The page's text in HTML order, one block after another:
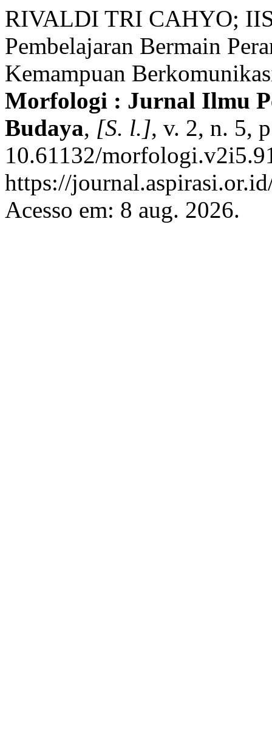
RIVALDI TRI CAHYO;
Pembelajaran Bermain
Kemampuan
Morfologi : Jurnal Ilmu
Budaya, [S. l.], v. 2, n. 5,
10.61132/
https://
Acesso em: 8 aug. 2026.